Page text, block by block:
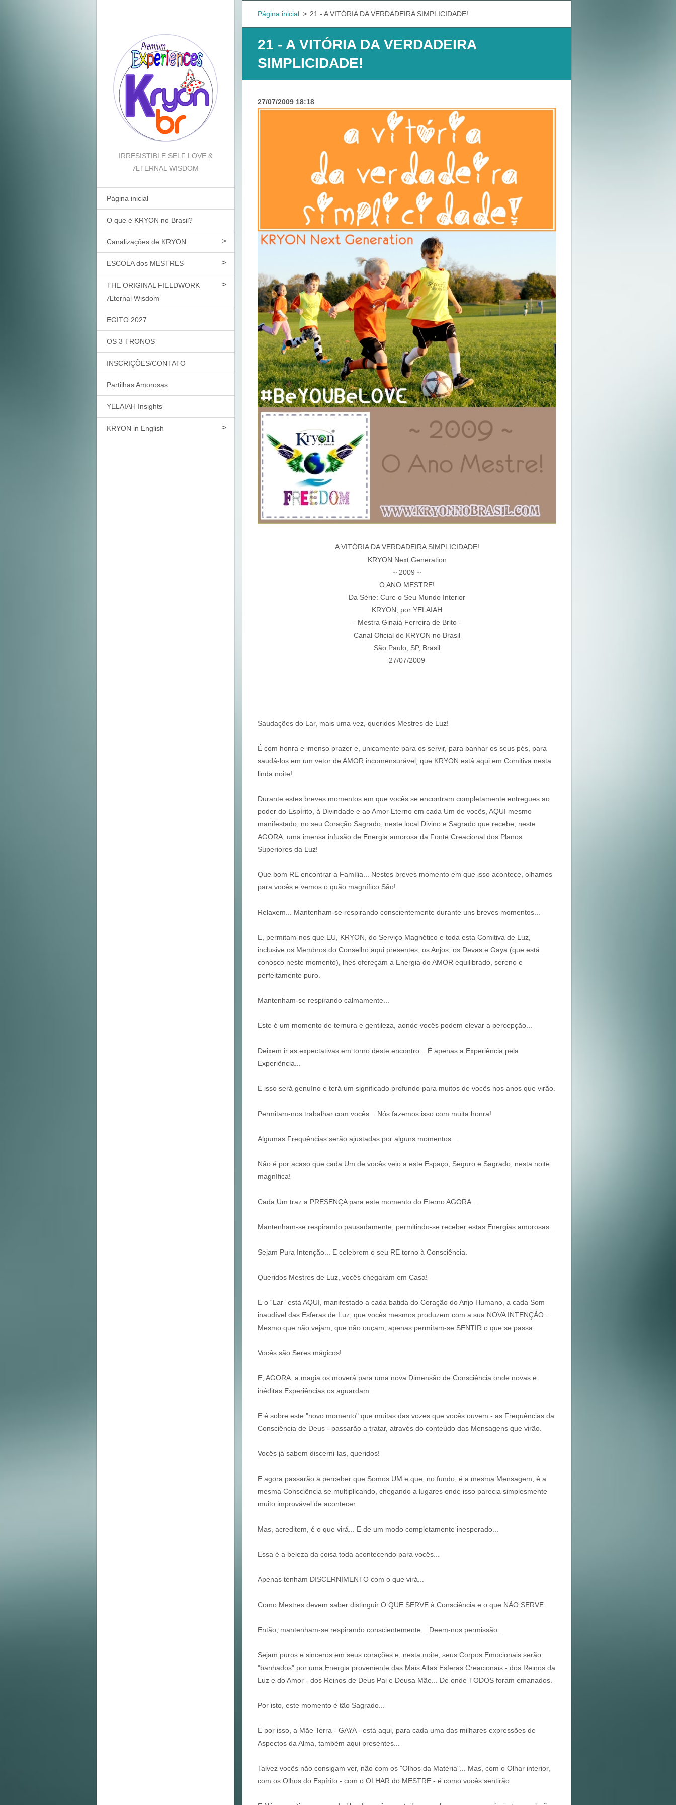
IRRESISTIBLE SELF LOVE &
ÆTERNAL WISDOM
Página inicial
O que é KRYON no Brasil?
Canalizações de KRYON
ESCOLA dos MESTRES
THE ORIGINAL FIELDWORK
Æternal Wisdom
EGITO 2027
OS 3 TRONOS
INSCRIÇÕES/CONTATO
Partilhas Amorosas
YELAIAH Insights
KRYON in English
Página inicial > 21 - A VITÓRIA DA VERDADEIRA SIMPLICIDADE!
21 - A VITÓRIA DA VERDADEIRA
SIMPLICIDADE!
27/07/2009 18:18
A VITÓRIA DA VERDADEIRA SIMPLICIDADE!
KRYON Next Generation
~ 2009 ~
O ANO MESTRE!
Da Série: Cure o Seu Mundo Interior
KRYON, por YELAIAH
- Mestra Ginaiá Ferreira de Brito -
Canal Oficial de KRYON no Brasil
São Paulo, SP, Brasil
27/07/2009
Saudações do Lar, mais uma vez, queridos Mestres de Luz!
É com honra e imenso prazer e, unicamente para os servir, para banhar os seus pés, para
saudá-los em um vetor de AMOR incomensurável, que KRYON está aqui em Comitiva nesta
linda noite!
Durante estes breves momentos em que vocês se encontram completamente entregues ao
poder do Espírito, à Divindade e ao Amor Eterno em cada Um de vocês, AQUI mesmo
manifestado, no seu Coração Sagrado, neste local Divino e Sagrado que recebe, neste
AGORA, uma imensa infusão de Energia amorosa da Fonte Creacional dos Planos
Superiores da Luz!
Que bom RE encontrar a Família... Nestes breves momento em que isso acontece, olhamos
para vocês e vemos o quão magnífico São!
Relaxem... Mantenham-se respirando conscientemente durante uns breves momentos...
E, permitam-nos que EU, KRYON, do Serviço Magnético e toda esta Comitiva de Luz,
inclusive os Membros do Conselho aqui presentes, os Anjos, os Devas e Gaya (que está
conosco neste momento), lhes ofereçam a Energia do AMOR equilibrado, sereno e
perfeitamente puro.
Mantenham-se respirando calmamente...
Este é um momento de ternura e gentileza, aonde vocês podem elevar a percepção...
Deixem ir as expectativas em torno deste encontro... É apenas a Experiência pela
Experiência...
E isso será genuíno e terá um significado profundo para muitos de vocês nos anos que virão.
Permitam-nos trabalhar com vocês... Nós fazemos isso com muita honra!
Algumas Frequências serão ajustadas por alguns momentos...
Não é por acaso que cada Um de vocês veio a este Espaço, Seguro e Sagrado, nesta noite
magnífica!
Cada Um traz a PRESENÇA para este momento do Eterno AGORA...
Mantenham-se respirando pausadamente, permitindo-se receber estas Energias amorosas...
Sejam Pura Intenção... E celebrem o seu RE torno à Consciência.
Queridos Mestres de Luz, vocês chegaram em Casa!
E o “Lar” está AQUI, manifestado a cada batida do Coração do Anjo Humano, a cada Som
inaudível das Esferas de Luz, que vocês mesmos produzem com a sua NOVA INTENÇÃO...
Mesmo que não vejam, que não ouçam, apenas permitam-se SENTIR o que se passa.
Vocês são Seres mágicos!
E, AGORA, a magia os moverá para uma nova Dimensão de Consciência onde novas e
inéditas Experiências os aguardam.
E é sobre este "novo momento" que muitas das vozes que vocês ouvem - as Frequências da
Consciência de Deus - passarão a tratar, através do conteúdo das Mensagens que virão.
Vocês já sabem discerni-las, queridos!
E agora passarão a perceber que Somos UM e que, no fundo, é a mesma Mensagem, é a
mesma Consciência se multiplicando, chegando a lugares onde isso parecia simplesmente
muito improvável de acontecer.
Mas, acreditem, é o que virá... E de um modo completamente inesperado...
Essa é a beleza da coisa toda acontecendo para vocês...
Apenas tenham DISCERNIMENTO com o que virá...
Como Mestres devem saber distinguir O QUE SERVE à Consciência e o que NÃO SERVE.
Então, mantenham-se respirando conscientemente... Deem-nos permissão...
Sejam puros e sinceros em seus corações e, nesta noite, seus Corpos Emocionais serão
"banhados" por uma Energia proveniente das Mais Altas Esferas Creacionais - dos Reinos da
Luz e do Amor - dos Reinos de Deus Pai e Deusa Mãe... De onde TODOS foram emanados.
Por isto, este momento é tão Sagrado...
E por isso, a Mãe Terra - GAYA - está aqui, para cada uma das milhares expressões de
Aspectos da Alma, também aqui presentes...
Talvez vocês não consigam ver, não com os "Olhos da Matéria"... Mas, com o Olhar interior,
com os Olhos do Espírito - com o OLHAR do MESTRE - é como vocês sentirão.